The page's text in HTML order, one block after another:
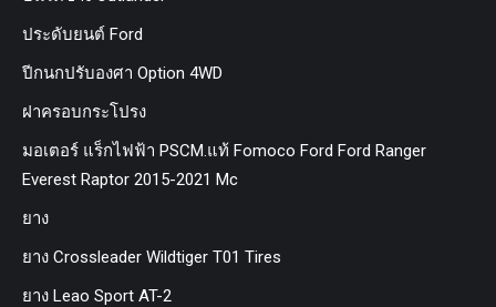
ประดับยนต์ Ford
ปีกนกปรับองศา Option 4WD
ฝาครอบกระโปรง
มอเตอร์ แร็กไฟฟ้า PSCM.แท้ Fomoco Ford Ford Ranger
Everest Raptor 2015-2021 Mc
ยาง
ยาง Crossleader Wildtiger T01 Tires
ยาง Leao Sport AT-2